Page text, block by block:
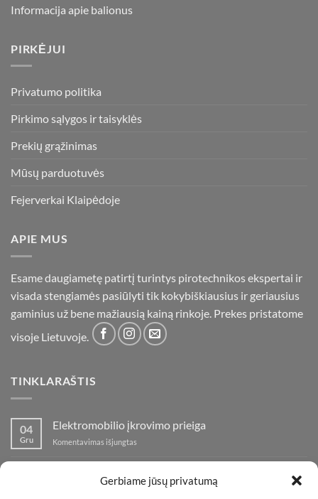
Gerbiame jūsų privatumą
Informacija apie balionus
PIRKĖJUI
Privatumo politika
Pirkimo sąlygos ir taisyklės
Prekių grąžinimas
Mūsų parduotuvės
Fejerverkai Klaipėdoje
APIE MUS
Esame daugiametę patirtį turintys pirotechnikos ekspertai ir
visada stengiamės pasiūlyti tik kokybiškiausius ir geriausius
gaminius už bene mažiausią kainą rinkoje. Prekes pristatome
visoje Lietuvoje.
TINKLARAŠTIS
04
Gru
Elektromobilio įkrovimo prieiga
Komentavimas išjungtas
prieiga
Komentavimas išjungtasįraše